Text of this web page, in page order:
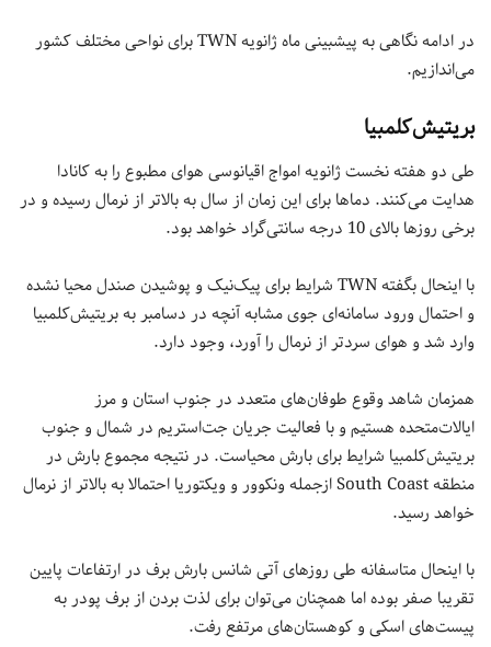
در ادامه نگاهی به پیشبینی ماه ژانویه TWN برای نواحی مختلف کشور
می‌اندازیم.
بریتیش‌کلمبیا
طی دو هفته نخست ژانویه امواج اقیانوسی هوای مطبوع را به کانادا
هدایت می‌کنند. دماها برای این زمان از سال به بالاتر از نرمال رسیده و در
برخی روزها بالای 10 درجه سانتی‌گراد خواهد بود.
با اینحال بگفته TWN شرایط برای پیک‌نیک و پوشیدن صندل محیا نشده
و احتمال ورود سامانه‌ای جوی مشابه آنچه در دسامبر به بریتیش‌کلمبیا
وارد شد و هوای سردتر از نرمال را آورد، وجود دارد.
همزمان شاهد وقوع طوفان‌های متعدد در جنوب استان و مرز
ایالات‌متحده هستیم و با فعالیت جریان جت‌استریم در شمال و جنوب
بریتیش‌کلمبیا شرایط برای بارش محیاست. در نتیجه مجموع بارش در
منطقه South Coast ازجمله ونکوور و ویکتوریا احتمالا به بالاتر از نرمال
خواهد رسید.
با اینحال متاسفانه طی روزهای آتی شانس بارش برف در ارتفاعات پایین
تقریبا صفر بوده اما همچنان می‌توان برای لذت بردن از برف پودر به
پیست‌های اسکی و کوهستان‌های مرتفع رفت.